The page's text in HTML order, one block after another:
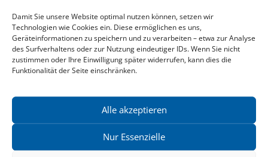
Damit Sie unsere Website optimal nutzen können, setzen wir
Technologien wie Cookies ein. Diese ermöglichen es uns,
Geräteinformationen zu speichern und zu verarbeiten – etwa zur Analyse
des Surfverhaltens oder zur Nutzung eindeutiger IDs. Wenn Sie nicht
zustimmen oder Ihre Einwilligung später widerrufen, kann dies die
Funktionalität der Seite einschränken.
Alle akzeptieren
Nur Essenzielle
Aktuelle Vorschau
Entdecken Sie das aktuelle zu-Klampen!-Verlagsprogramm.
Hier finden Sie die Verlagsvorschau – einfach direkt online
reinlesen oder herunterladen.
Download: Vorschau zu Klampen! Herbst 2026
Mehr aktuelle Vorschauen ansehen
News zu aktuellen Neuheiten und Nachrichten im zu Klampen!
Verlag – jederzeit wieder abbestellbar.